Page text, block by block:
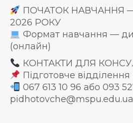
ПОЧАТОК НАВЧАННЯ
2026 РОКУ
Формат навчання —
(онлайн)
КОНТАКТИ ДЛЯ
Підготовче
067 613 10 96 або 093
pidhotovche@mspu.edu.ua